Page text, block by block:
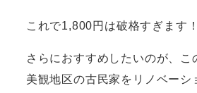
これで1,800円は破格すぎます！
さらにおすすめしたいのが、こ
美観地区の古民家をリノベーシ